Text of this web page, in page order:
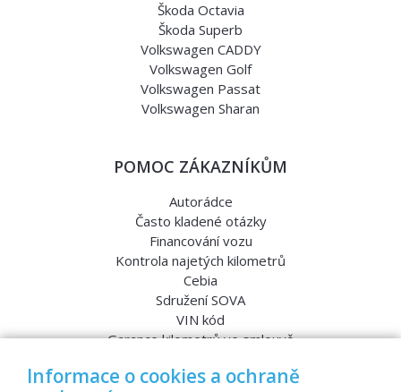
Škoda Octavia
Škoda Superb
Volkswagen CADDY
Volkswagen Golf
Volkswagen Passat
Volkswagen Sharan
POMOC ZÁKAZNÍKŮM
Autorádce
Často kladené otázky
Financování vozu
Kontrola najetých kilometrů
Cebia
Sdružení SOVA
VIN kód
Garance kilometrů ve smlouvě
Informace o cookies a ochraně